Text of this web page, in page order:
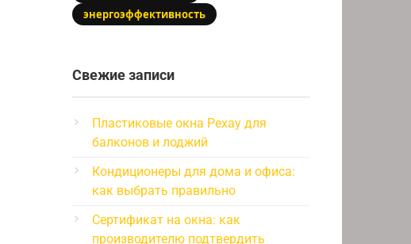
энергоэффективность
Свежие записи
Пластиковые окна Рехау для
балконов и лоджий
Кондиционеры для дома и офиса:
как выбрать правильно
Сертификат на окна: как
производителю подтвердить